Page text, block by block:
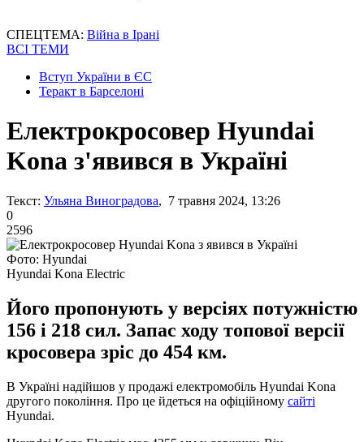
СПЕЦТЕМА: Війна в Ірані
ВСІ ТЕМИ
Вступ України в ЄС
Теракт в Барселоні
Електрокросовер Hyundai
Kona з'явився в Україні
Текст: Ульяна Виноградова, 7 травня 2024, 13:26
0
2596
Фото: Hyundai
Нyundai Kona Electric
Його пропонують у версіях потужністю
156 і 218 сил. Запас ходу топової версії
кросовера зріс до 454 км.
В Україні надійшов у продажі електромобіль Hyundai Kona
другого покоління. Про це йдеться на офіційному сайті
Hyundai.